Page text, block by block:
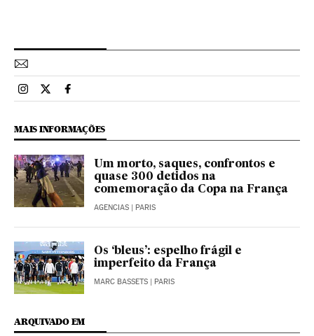
Esportes El País Brasil en Instagram
Esportes El País Brasil en Twitter
Esportes El País Brasil en Facebook
MAIS INFORMAÇÕES
Um morto, saques, confrontos e
quase 300 detidos na
comemoração da Copa na França
AGENCIAS | PARIS
Os ‘bleus’: espelho frágil e
imperfeito da França
MARC BASSETS | PARIS
ARQUIVADO EM